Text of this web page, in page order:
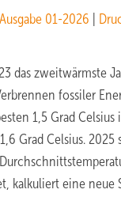
Ausgabe 01-2026
das zweitwärmste
fossiler
1,5 Grad
Grad Celsius.
kalkuliert eine neue